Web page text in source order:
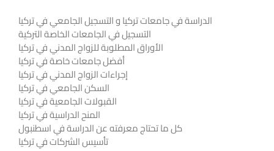
الدراسة في جامعات تركيا و التسجيل الجامعي في تركيا
التسجيل في الجامعات الخاصة التركية
الأوراق المطلوبة للزواج المدني في تركيا
أفضل جامعات خاصة في تركيا
إجراءات الزواج المدني في تركيا
السكن الجامعي في تركيا
القبولات الجامعية في تركيا
المنح الدراسية في تركيا
كل ما تحتاج معرفته عن الدراسة في اسطنبول
تأسيس الشركات في تركيا